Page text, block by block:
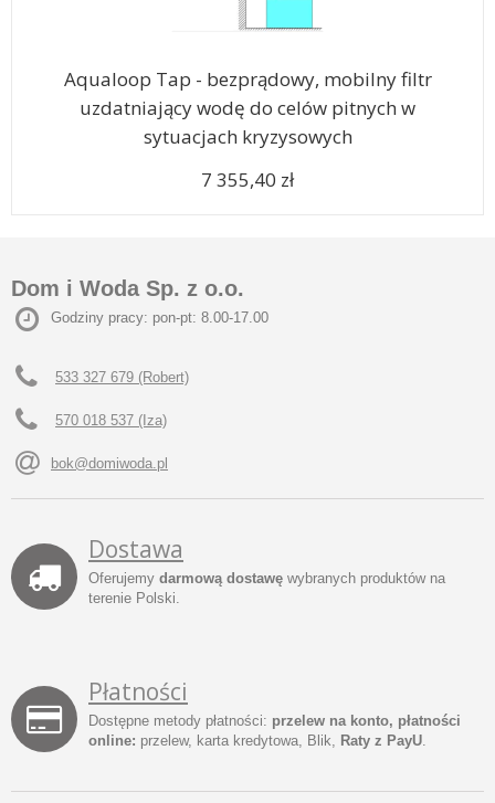
Aqualoop Tap - bezprądowy, mobilny filtr
uzdatniający wodę do celów pitnych w
sytuacjach kryzysowych
7 355,40 zł
Dom i Woda Sp. z o.o.
Godziny pracy: pon-pt: 8.00-17.00
533 327 679 (Robert)
570 018 537 (Iza)
bok@domiwoda.pl
Dostawa
Oferujemy darmową dostawę wybranych produktów na
terenie Polski.
Płatności
Dostępne metody płatności: przelew na konto, płatności
online: przelew, karta kredytowa, Blik, Raty z PayU.